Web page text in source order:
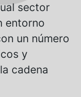
sector
entorno
un número
y
cadena